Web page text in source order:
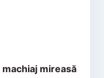
machiaj mireasă